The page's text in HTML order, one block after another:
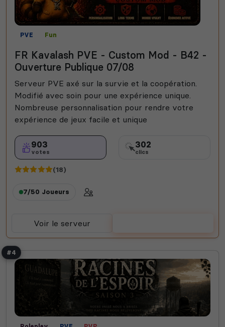
PVE Fun
FR Kavalash PVE - Custom Mod - B42 -
Ouverture Publique 07/08
Serveur PVE axé sur la survie et la coopération.
Modifié avec soin pour une expérience unique.
Nombreuse personnalisation pour rendre votre
expérience de jeux facile et unique
903
votes
302
clics
(18)
7/50 Joueurs
Voir le serveur
#4